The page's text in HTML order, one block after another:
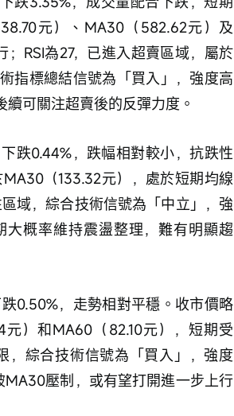
元）、MA30（582.62元）及
RSI為27，已進入超賣區域，屬於
指標總結信號為「買入」，強度高
可關注超賣後的反彈力度。
跌0.44%，跌幅相對較小，抗跌性
（133.32元），處於短期均線
域，綜合技術信號為「中立」，強
大概率維持震盪整理，難有明顯趨
0.50%，走勢相對平穩。收市價略
）和MA60（82.10元），短期受
，綜合技術信號為「買入」，強度
壓制，或有望打開進一步上行